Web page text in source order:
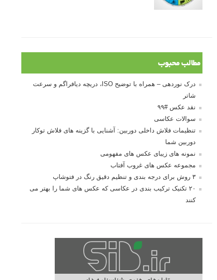
مطالب محبوب
درک نوردهی – همراه با توضیح ISO، دریچه دیافراگم و سرعت
شاتر
نقد عکس #۹۹
سوالات عکاسی
تنظیمات فلاش داخلی دوربین: آشنایی با گزینه های فلاش توکار
دوربین شما
نمونه های زیبای عکس های مفهومی
مجموعه عکس های غروب آفتاب
۳ روش برای درجه بندی و تنظیم دقیق رنگ در فتوشاپ
۲۰ تکنیک ترکیب بندی در عکاسی که عکس های شما را بهتر می
کنند